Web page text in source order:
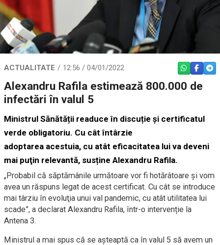
ACTUALITATE 12:56 / 04/01/2022 WHATSAPP
Alexandru Rafila estimează 800.000 de
infectări în valul 5
Ministrul Sănătății readuce în discuție și certificatul
verde obligatoriu. Cu cât întârzie
adoptarea acestuia, cu atât eficacitatea lui va deveni
mai puţin relevantă, susține Alexandru Rafila.
„Probabil că săptămânile următoare vor fi hotărâtoare şi vom
avea un răspuns legat de acest certificat. Cu cât se introduce
mai târziu în evoluţia unui val pandemic, cu atât utilitatea lui
scade”, a declarat Alexandru Rafila, într-o intervenție la
Antena 3.
Ministrul a mai spus că se aşteaptă ca în valul 5 să avem un